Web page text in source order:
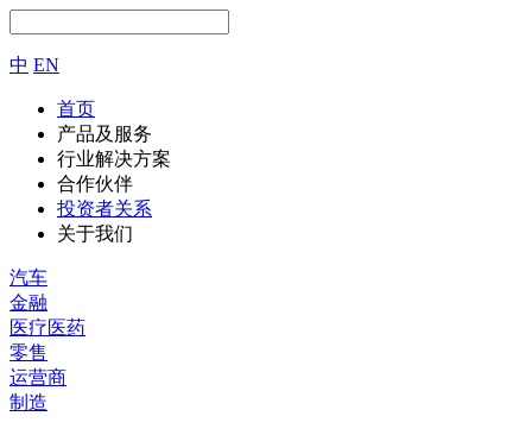
中 EN
首页
产品及服务
行业解决方案
合作伙伴
投资者关系
关于我们
汽车
金融
医疗医药
零售
运营商
制造